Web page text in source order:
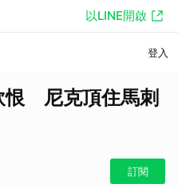
以LINE開啟
登入
恨 尼克頂住馬刺
訂閱